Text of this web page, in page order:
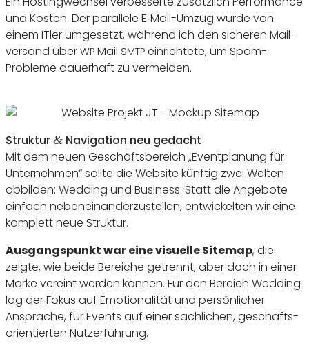
und Kosten. Der paral­lele E‑Mail-Umzug wurde von
einem ITler umge­setzt, während ich den sicheren Mail­
ver­sand über WP Mail SMTP einrich­tete, um Spam-
Probleme dauer­haft zu vermeiden.
Struktur & Navi­ga­tion neu gedacht
Mit dem neuen Geschäfts­be­reich „Event­pla­nung für
Unter­nehmen“ sollte die Website künftig zwei Welten
abbilden: Wedding und Busi­ness. Statt die Ange­bote
einfach neben­ein­an­der­zu­stellen, entwi­ckelten wir eine
komplett neue Struktur.
Ausgangs­punkt war eine visu­elle Sitemap, die
zeigte, wie beide Bereiche getrennt, aber doch in einer
Marke vereint werden können. Für den Bereich Wedding
lag der Fokus auf Emotio­na­lität und persön­li­cher
Ansprache, für Events auf einer sach­li­chen, geschäfts­
ori­en­tierten Nutzerführung.